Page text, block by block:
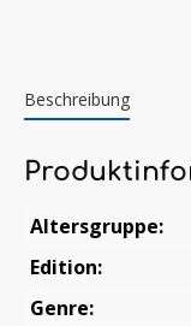
Beschreibung
Altersgruppe:
Edition:
Genre: